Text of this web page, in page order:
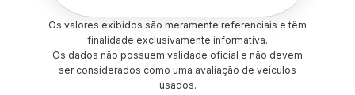
Os valores exibidos são meramente referenciais e têm
finalidade exclusivamente informativa.
Os dados não possuem validade oficial e não devem
ser considerados como uma avaliação de veículos
usados.